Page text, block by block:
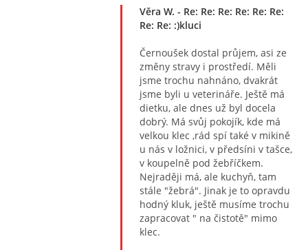
Věra W. - Re: Re: Re: Re: Re: Re:
Re: Re: :)kluci
Černoušek dostal průjem, asi ze
změny stravy i prostředí. Měli
jsme trochu nahnáno, dvakrát
jsme byli u veterináře. Ještě má
dietku, ale dnes už byl docela
dobrý. Má svůj pokojík, kde má
velkou klec ,rád spí také v mikině
u nás v ložnici, v předsíni v tašce,
v koupelně pod žebříčkem.
Nejraději má, ale kuchyň, tam
stále "žebrá". Jinak je to opravdu
hodný kluk, ještě musíme trochu
zapracovat " na čistotě" mimo
klec.